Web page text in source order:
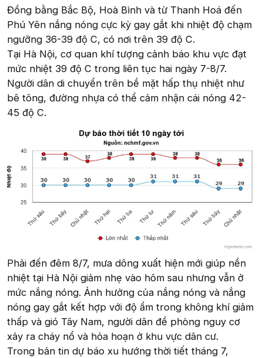
Đồng bằng Bắc Bộ, Hoà Bình và từ Thanh Hoá đến
Phú Yên nắng nóng cực kỳ gay gắt khi nhiệt độ chạm
ngưỡng 36-39 độ C, có nơi trên 39 độ C.
Tại Hà Nội, cơ quan khí tượng cảnh báo khu vực đạt
mức nhiệt 39 độ C trong liên tục hai ngày 7-8/7.
Người dân di chuyển trên bề mặt hấp thụ nhiệt như
bê tông, đường nhựa có thể cảm nhận cái nóng 42-
45 độ C.
Phải đến đêm 8/7, mưa dông xuất hiện mới giúp nền
nhiệt tại Hà Nội giảm nhẹ vào hôm sau nhưng vẫn ở
mức nắng nóng. Ảnh hưởng của nắng nóng và nắng
nóng gay gắt kết hợp với độ ẩm trong không khí giảm
thấp và gió Tây Nam, người dân đề phòng nguy cơ
xảy ra cháy nổ và hỏa hoạn ở khu vực dân cư.
Trong bản tin dự báo xu hướng thời tiết tháng 7,